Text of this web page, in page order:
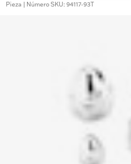
Pieza | Número SKU: 94117-93T